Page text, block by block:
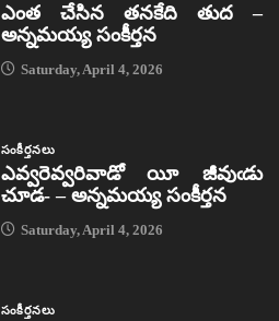
ఎంత చేసిన తనకేది తుద –
అన్నమయ్య సంకీర్తన
Saturday, April 4, 2026
సంకీర్తనలు
ఎవ్వరెవ్వరివాడో యీ జీవుఁడు
చూడ- – అన్నమయ్య సంకీర్తన
Saturday, April 4, 2026
సంకీర్తనలు